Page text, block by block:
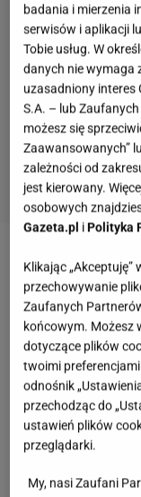
Zobacz wideo
Janusz Rewiński
Film "Kiler" i
luksusowej
1 czerwca 2024
Rewiński. Trzy
badania i mierzenia
serwisów i aplikacji
Tobie usług. W
danych nie wymaga
uzasadniony interes
S.A. – lub
możesz się
Zaawansowanych”
zależności od
jest kierowany.
osobowych
Gazeta.pl iPolityka
Klikając
przechowywanie
Zaufanych
końcowym. Możesz
dotyczące plików
twoimi
odnośnik
przechodząc do
ustawień plików
przeglądarki.
My, nasi Zaufani